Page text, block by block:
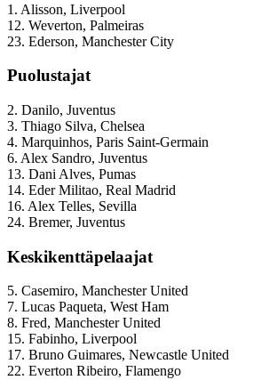
1. Alisson, Liverpool
12. Weverton, Palmeiras
23. Ederson, Manchester City
Puolustajat
2. Danilo, Juventus
3. Thiago Silva, Chelsea
4. Marquinhos, Paris Saint-Germain
6. Alex Sandro, Juventus
13. Dani Alves, Pumas
14. Eder Militao, Real Madrid
16. Alex Telles, Sevilla
24. Bremer, Juventus
Keskikenttäpelaajat
5. Casemiro, Manchester United
7. Lucas Paqueta, West Ham
8. Fred, Manchester United
15. Fabinho, Liverpool
17. Bruno Guimares, Newcastle United
22. Everton Ribeiro, Flamengo